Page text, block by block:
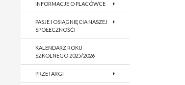
INFORMACJE O PLACÓWCE
PASJE I OSIĄGNIĘCIA NASZEJ
SPOŁECZNOŚĆI
KALENDARZ ROKU
SZKOLNEGO 2025/2026
PRZETARGI